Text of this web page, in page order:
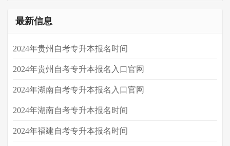
最新信息
2024年贵州自考专升本报名时间
2024年贵州自考专升本报名入口官网
2024年湖南自考专升本报名入口官网
2024年​湖南自考专升本报名时间
​2024年福建自考专升本报名时间